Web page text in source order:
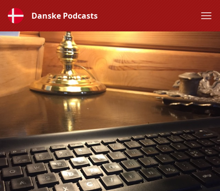
Danske Podcasts